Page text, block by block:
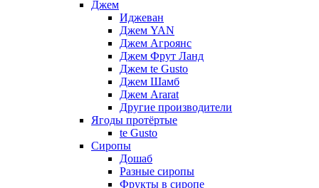
Джем
Иджеван
Джем YAN
Джем Агроянс
Джем Фрут Ланд
Джем te Gusto
Джем Шамб
Джем Ararat
Другие производители
Ягоды протёртые
te Gusto
Сиропы
Дошаб
Разные сиропы
Фрукты в сиропе